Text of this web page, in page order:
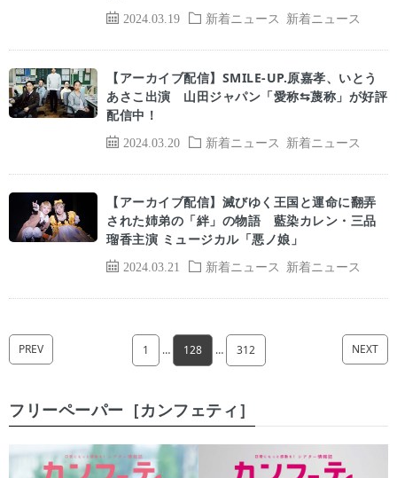
2024.03.19 新着ニュース 新着ニュース
2024.03.20 新着ニュース 新着ニュース
【アーカイブ配信】SMILE-UP.原嘉孝、いとう
あさこ出演 山田ジャパン「愛称⇆蔑称」が好評
配信中！
2024.03.21 新着ニュース 新着ニュース
【アーカイブ配信】滅びゆく王国と運命に翻弄
された姉弟の「絆」の物語 藍染カレン・三品
瑠香主演 ミュージカル「悪ノ娘」
PREV 1 … 128 … 312 NEXT
フリーペーパー［カンフェティ］